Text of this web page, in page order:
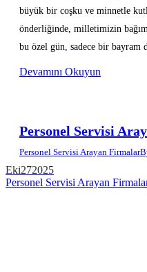
büyük bir coşku ve minnetle
önderliğinde, milletimizin
bu özel gün, sadece bir bayram
Devamını Okuyun
Personel Servisi
Personel Servisi Arayan Firmalar
Eki272025
Personel Servisi Arayan